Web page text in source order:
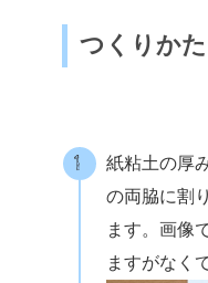
つくりかた
紙粘土の厚
の両脇に割
ます。画像
ますがなく